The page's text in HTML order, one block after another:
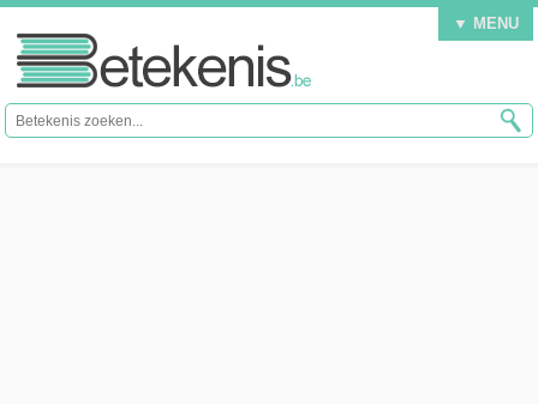
▼ MENU